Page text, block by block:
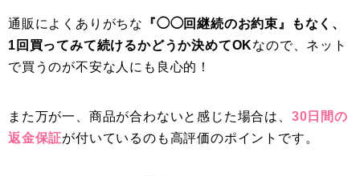
通販によくありがちな
『◯◯回継続のお約束』もなく、
1回買ってみて続けるかどうか決めてOKなので、ネット
で買うのが不安な人にも良心的！
また万が一、商品が合わないと感じた場合は、 30日間の
返金保証が付いているのも高評価のポイントです。